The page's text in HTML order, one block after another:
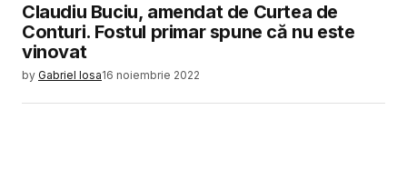
Claudiu Buciu, amendat de Curtea de
Conturi. Fostul primar spune că nu este
vinovat
by Gabriel Iosa16 noiembrie 2022